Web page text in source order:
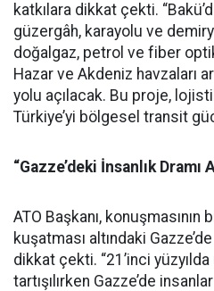
katkılara dikkat çekti.
güzergâh, karayolu ve
doğalgaz, petrol ve fiber
Hazar ve Akdeniz havzaları
yolu açılacak. Bu proje,
Türkiye’yi bölgesel transit
“Gazze’deki İnsanlık Dramı
ATO Başkanı, konuşmasının
kuşatması altındaki
dikkat çekti. “21’inci
tartışılırken Gazze’de